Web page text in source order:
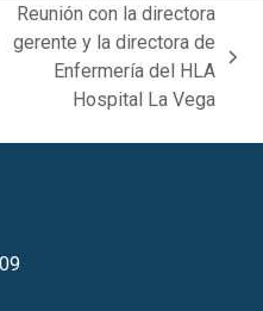
Reunión con la directora
gerente y la directora de
Enfermería del HLA
Hospital La Vega